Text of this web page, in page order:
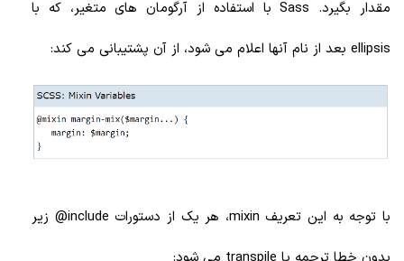
مقدار بگیرد. Sass با استفاده از آرگومان های متغیر، که با
ellipsis بعد از نام آنها اعلام می شود، از آن پشتیبانی می کند:
با توجه به این تعریف mixin، هر یک از دستورات include@ زیر